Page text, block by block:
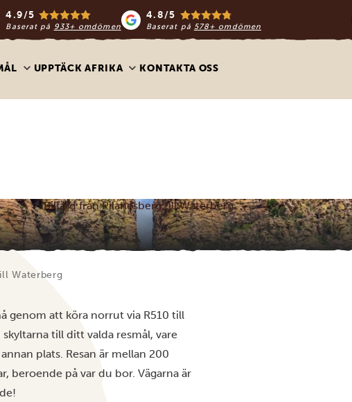
4.9/5
Baserat på 933+ omdömen
4.8/5
Baserat på 578+ omdömen
UPPTÄCK AFRIKA KONTAKTA OSS
Bilfärd från Pilanesberg till Waterberg
Waterberg
genom att köra norrut via R510 till
till ditt valda resmål, vare
plats. Resan är mellan 200
beroende på var du bor. Vägarna är